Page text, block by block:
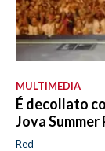
MULTIMEDIA
É decollato
Jova
Red